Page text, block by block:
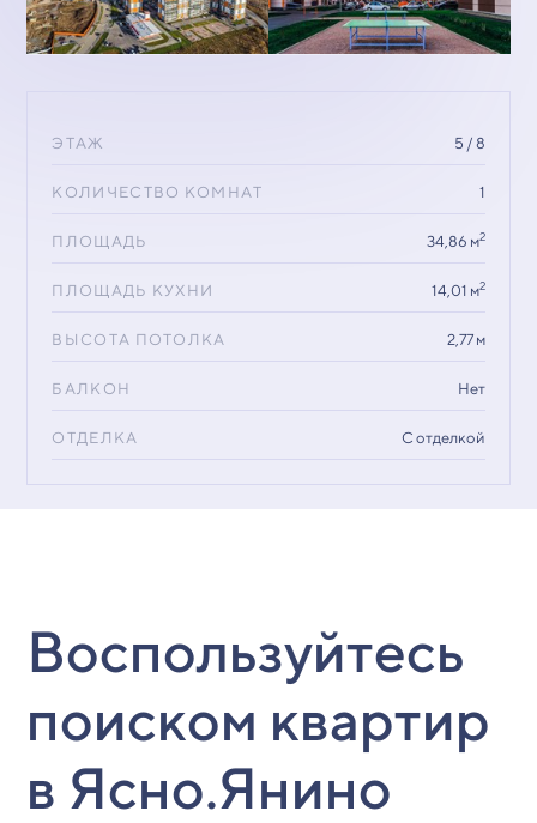
ЭТАЖ 5 / 8
КОЛИЧЕСТВО КОМНАТ 1
ПЛОЩАДЬ 34,86 м2
ПЛОЩАДЬ КУХНИ 14,01 м2
ВЫСОТА ПОТОЛКА 2,77 м
БАЛКОН Нет
ОТДЕЛКА С отделкой
Воспользуйтесь
поиском квартир
в Ясно.Янино